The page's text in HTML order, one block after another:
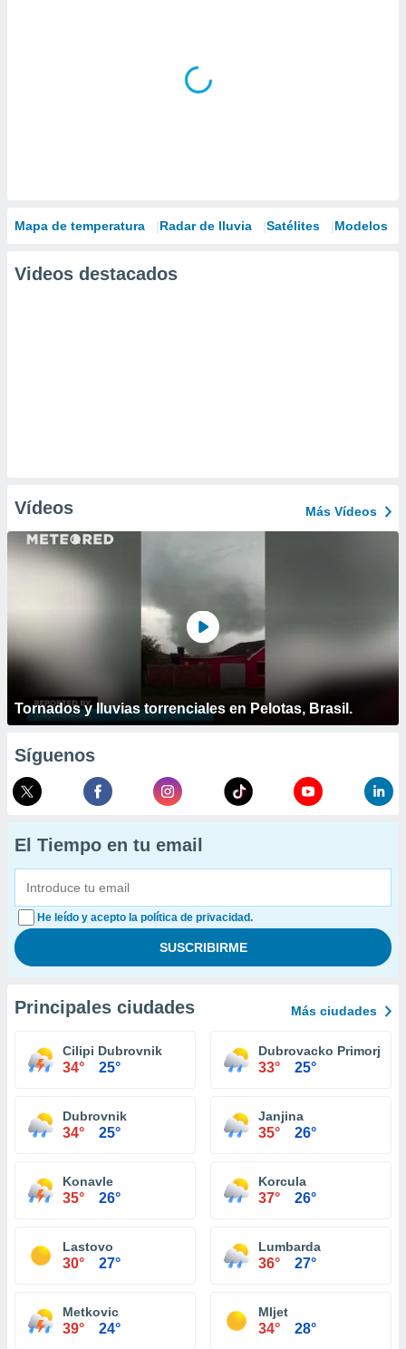
Mapa de temperatura Radar de lluvia Satélites Modelos
Videos destacados
Vídeos Más Vídeos
Tornados y lluvias torrenciales en Pelotas, Brasil.
Síguenos
El Tiempo en tu email
He leído y acepto la política de privacidad.
Principales ciudades Más ciudades
Cilipi Dubrovnik
34° 25°
Dubrovacko Primorje
33° 25°
Dubrovnik
34° 25°
Janjina
35° 26°
Konavle
35° 26°
Korcula
37° 26°
Lastovo
30° 27°
Lumbarda
36° 27°
Metkovic
39° 24°
Mljet
34° 28°